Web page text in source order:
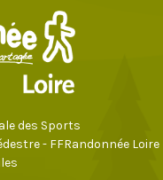
des Sports
- FFRandonnée Loire